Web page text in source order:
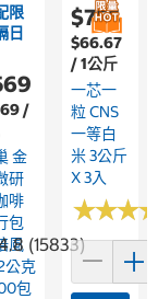
(15833)
限
日
/
金
研
啡
包
風
公克
包
$755
$66.67
/ 1公斤
一芯一
粒 CNS
一等白
米 3公斤
X 3入
★★★
★★★